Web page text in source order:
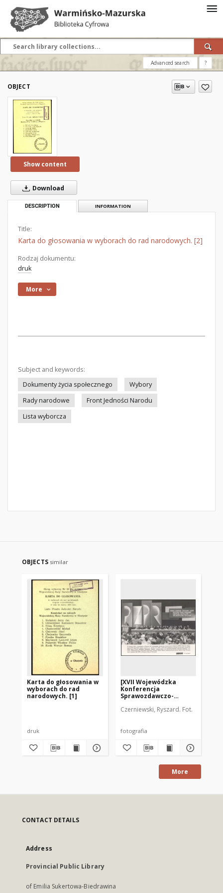
Advanced search ?
OBJECT
Show content
Download
DESCRIPTION INFORMATION
Title:
Karta do głosowania w wyborach do rad narodowych. [2]
Rodzaj dokumentu:
druk
More
Subject and keywords:
Dokumenty życia społecznego
Wybory
Rady narodowe
Front Jedności Narodu
Lista wyborcza
OBJECTS similar
Karta do głosowania w
wyborach do rad
narodowych. [1]
druk
[XVII Wojewódzka
Konferencja
Sprawozdawczo-
grudnia 1979]
Czerniewski, Ryszard. Fot.
fotografia
More
CONTACT DETAILS
Address
Provincial Public Library
of Emilia Sukertowa-Biedrawina